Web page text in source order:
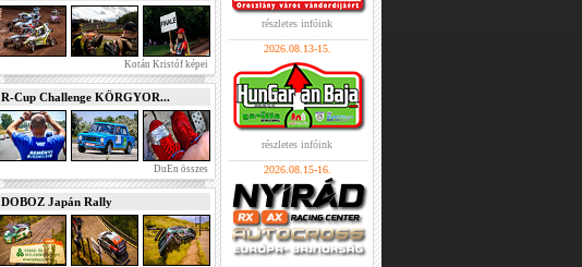
Kotán Kristóf képei
R-Cup Challenge KÖRGYOR...
DuEn összes
DOBOZ Japán Rally
részletes infóink
2026.08.13-15.
részletes infóink
2026.08.15-16.